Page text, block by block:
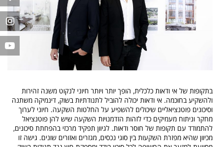
בתקופות של אי ודאות כלכלית, הופך יותר ויותר חיוני לנקוט משנה זהירות
ולהשקיע בחוכמה. אי ודאות יכולה להוביל לתנודתיות בשוק, דינמיקה משתנה
וסיכונים פוטנציאליים שיכולים להשפיע על החלטות השקעה. חיוני לערוך
מחקר וניתוח מעמיקים כדי לזהות הזדמנויות השקעה שיש להן פוטנציאל
להתמודד עם תקופות של חוסר ודאות. לגיוון תפקיד מרכזי בהפחתת סיכונים,
מכיוון שהיא מפזרת השקעות בין סוגי נכסים, מגזרים ואזורים שונים. גישה זו